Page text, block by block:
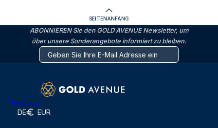
SEITENANFANG
ABONNIEREN Sie den GOLD AVENUE Newsletter, um
über unsere Sonderangebote informiert zu bleiben.
Trustpilot
DE EUR